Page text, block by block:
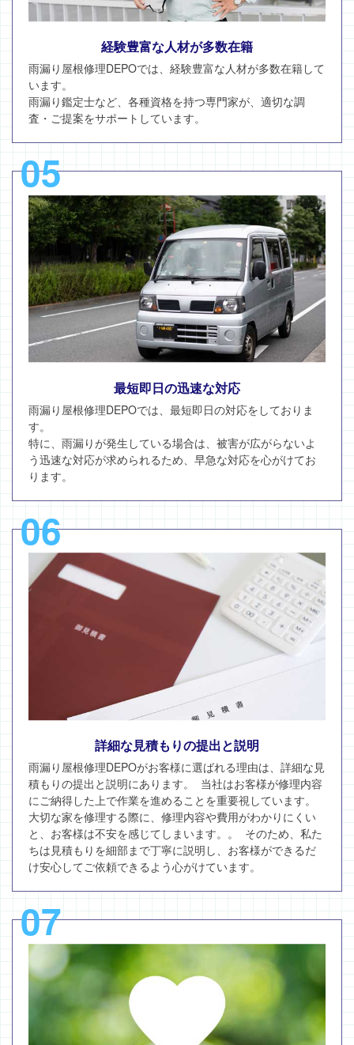
経験豊富な人材が多数在籍
雨漏り屋根修理DEPOでは、経験豊富な人材が多数在籍して
います。
雨漏り鑑定士など、各種資格を持つ専門家が、適切な調
査・ご提案をサポートしています。
05
最短即日の迅速な対応
雨漏り屋根修理DEPOでは、最短即日の対応をしておりま
す。
特に、雨漏りが発生している場合は、被害が広がらないよ
う迅速な対応が求められるため、早急な対応を心がけてお
ります。
06
詳細な見積もりの提出と説明
雨漏り屋根修理DEPOがお客様に選ばれる理由は、詳細な見
積もりの提出と説明にあります。 当社はお客様が修理内容
にご納得した上で作業を進めることを重要視しています。
大切な家を修理する際に、修理内容や費用がわかりにくい
と、お客様は不安を感じてしまいます。。 そのため、私た
ちは見積もりを細部まで丁寧に説明し、お客様ができるだ
け安心してご依頼できるよう心がけています。
07